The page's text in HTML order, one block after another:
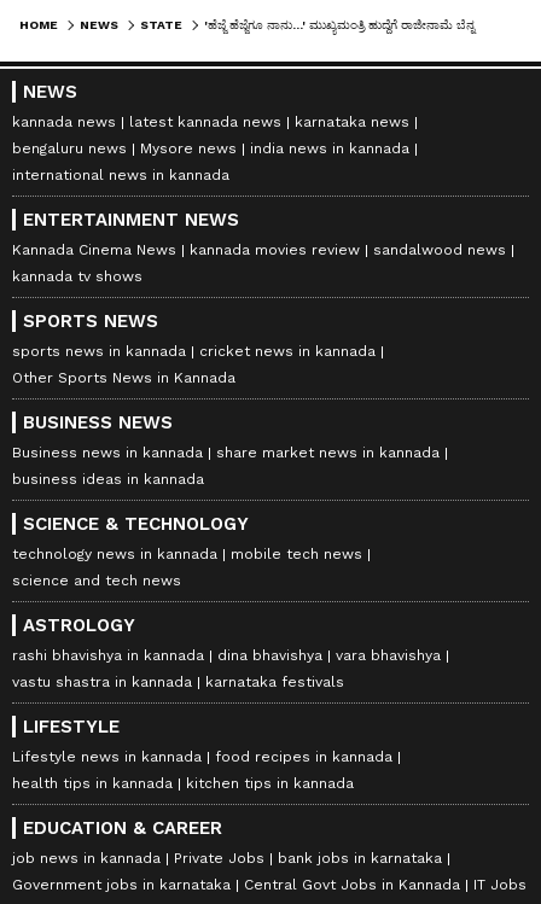
ಇಲ್ಲವೆ ಪಕ್ಷ ನೀಡುವ ಕರೆಗೆ ಓಗೊಟ್ಟು ಸಹಕಾರ ನೀಡುತ್ತೇನೆ.
ಮತ್ತೊಮ್ಮೆ ಎಲ್ಲರಿಗೂ ನನ್ನ ಧನ್ಯವಾದಗಳು
HOME NEWS STATE
NEWS
kannada news latest kannada news
karnataka news
bengaluru news
Mysore news
india news in kannada
international news in kannada
ENTERTAINMENT NEWS
Kannada Cinema News kannada movies review
sandalwood news
kannada tv shows
SPORTS NEWS
sports news in kannada
cricket news in kannada
Other Sports News in Kannada
BUSINESS NEWS
Business news in kannada
share market news in kannada
business ideas in kannada
SCIENCE & TECHNOLOGY
technology news in kannada
mobile tech news
science and tech news
ASTROLOGY
rashi bhavishya in kannada dina bhavishya
vara bhavishya
vastu shastra in kannada
karnataka festivals
LIFESTYLE
Lifestyle news in kannada
food recipes in kannada
health tips in kannada
kitchen tips in kannada
EDUCATION & CAREER
job news in kannada Private Jobs
bank jobs in karnataka
Government jobs in karnataka
Central Govt Jobs in Kannada IT Jobs